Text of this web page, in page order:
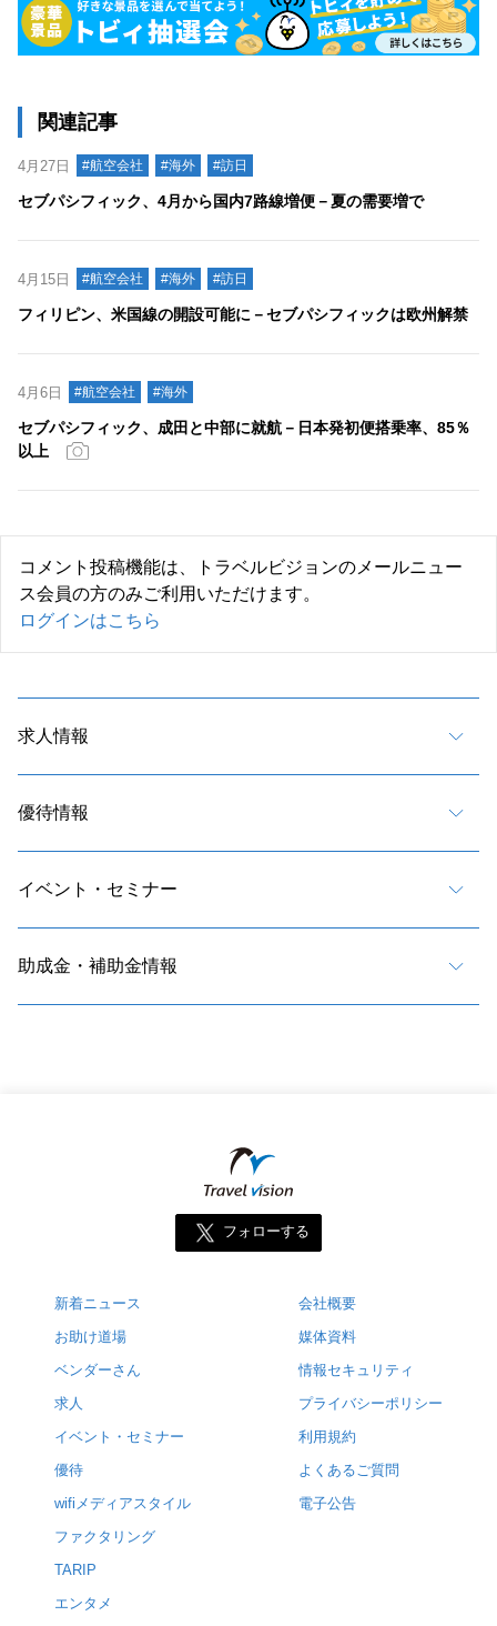
関連記事
4月27日 #航空会社 #海外 #訪日
セブパシフィック、4月から国内7路線増便－夏の需要増で
4月15日 #航空会社 #海外 #訪日
フィリピン、米国線の開設可能に－セブパシフィックは欧州解禁
4月6日 #航空会社 #海外
セブパシフィック、成田と中部に就航－日本発初便搭乗率、85％
以上
コメント投稿機能は、トラベルビジョンのメールニュー
ス会員の方のみご利用いただけます。
ログインはこちら
求人情報
優待情報
イベント・セミナー
助成金・補助金情報
フォローする
新着ニュース
お助け道場
ベンダーさん
求人
イベント・セミナー
優待
wifiメディアスタイル
ファクタリング
TARIP
エンタメ
会社概要
媒体資料
情報セキュリティ
プライバシーポリシー
利用規約
よくあるご質問
電子公告